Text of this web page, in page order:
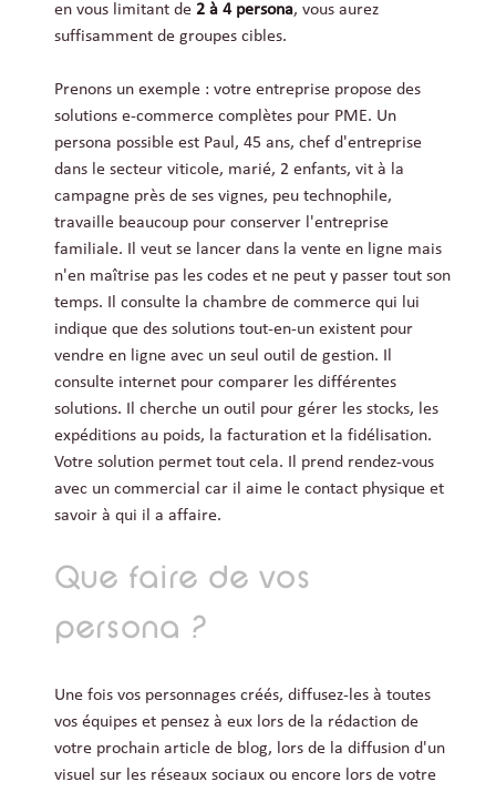
en vous limitant de 2 à 4 persona, vous aurez
suffisamment de groupes cibles.
Prenons un exemple : votre entreprise propose des
solutions e-commerce complètes pour PME. Un
persona possible est Paul, 45 ans, chef d'entreprise
dans le secteur viticole, marié, 2 enfants, vit à la
campagne près de ses vignes, peu technophile,
travaille beaucoup pour conserver l'entreprise
familiale. Il veut se lancer dans la vente en ligne mais
n'en maîtrise pas les codes et ne peut y passer tout son
temps. Il consulte la chambre de commerce qui lui
indique que des solutions tout-en-un existent pour
vendre en ligne avec un seul outil de gestion. Il
consulte internet pour comparer les différentes
solutions. Il cherche un outil pour gérer les stocks, les
expéditions au poids, la facturation et la fidélisation.
Votre solution permet tout cela. Il prend rendez-vous
avec un commercial car il aime le contact physique et
savoir à qui il a affaire.
Que faire de vos
persona ?
Une fois vos personnages créés, diffusez-les à toutes
vos équipes et pensez à eux lors de la rédaction de
votre prochain article de blog, lors de la diffusion d'un
visuel sur les réseaux sociaux ou encore lors de votre